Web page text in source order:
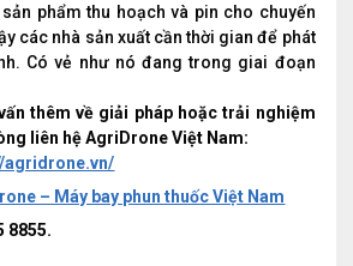
phẩm thu hoạch và pin cho chuyến
các nhà sản xuất cần thời gian để phát
Có vẻ như nó đang trong giai đoạn
thêm về giải pháp hoặc trải nghiệm
liên hệ AgriDrone Việt Nam:
agridrone.vn/
– Máy bay phun thuốc Việt Nam
8855.